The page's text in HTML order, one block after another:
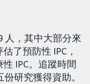
人，其中大部分來
了預防性 IPC，
IPC。追蹤時間
研究獲得資助。